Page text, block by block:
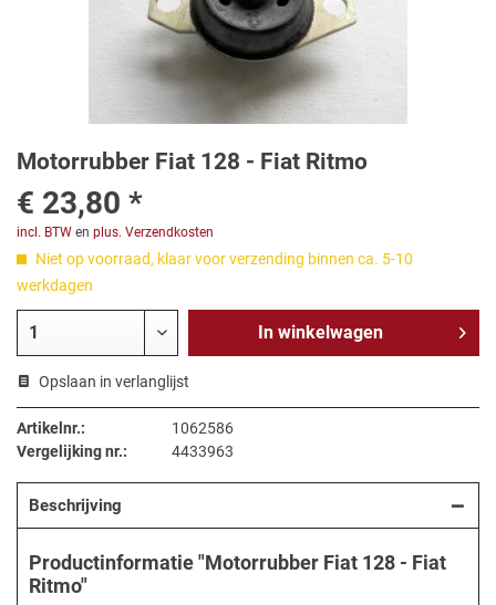
Motorrubber Fiat 128 - Fiat Ritmo
€ 23,80 *
incl. BTW en plus. Verzendkosten
Niet op voorraad, klaar voor verzending binnen ca. 5-10
werkdagen
In winkelwagen
Opslaan in verlanglijst
Artikelnr.:
1062586
Vergelijking nr.:
4433963
Beschrijving
Productinformatie "Motorrubber Fiat 128 - Fiat
Ritmo"